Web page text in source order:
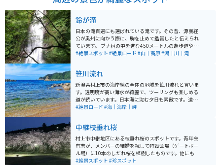
鈴が滝
日本の滝百選にも選ばれている滝です。その昔、源義経
公が奥州に向かう際に、駒を止めて鑑賞したと伝えられ
ています。 ブナ林の中を進む450メートルの遊歩道や、
落差55メートル、幅10メートルの瀑布轟音は爽快です。
人ともいえる存在です。 この2つの滝を中心に形成され
る鈴滝渓は、岩肌をむき出しにし、荒々しく変化に富ん
でいます。 途中狭い道が何ヶ所もあるので車のすれ違い
は大変ですが、バイクなら問題ありません。
#絶景スポット #絶景ロード #山｜高原#湖｜川｜滝
笹川流れ
新潟県村上市の海岸線の全体の地域を笹川流れと言いま
す。透明度が高い海水が綺麗で、ツーリングも楽しめる
道が続いています。日本海に沈む夕日も素敵です。道の
駅もあり、地元産の海鮮料理も楽しむことができるの
#絶景ロード #海｜海岸｜岬
中継枝垂れ桜
村上市中継地区にある枝垂れ桜のスポットです。青年会
有志が、メンバーの結婚を祝して特設会場（ゲートボー
ル場）に10本のしだれ桜を植樹したものです。他にも、
中継集落内に大小合わせておよそ120本のしだれ桜が咲
#絶景スポット #珍スポット